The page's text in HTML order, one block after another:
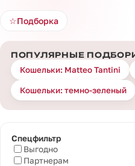
☆Подборка
ПОПУЛЯРНЫЕ
Кошельки: Matteo Tantini
Кошельки: темно-зеленый
Спецфильтр
Выгодно
Партнерам